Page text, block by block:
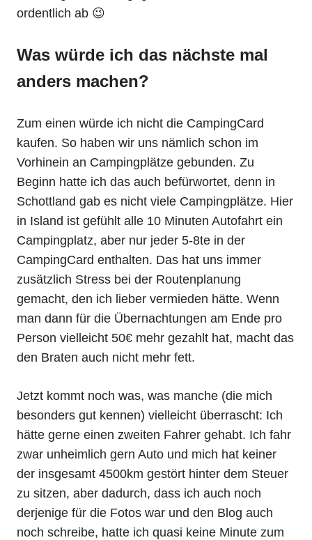
ordentlich ab 😉
Was würde ich das nächste mal
anders machen?
Zum einen würde ich nicht die CampingCard
kaufen. So haben wir uns nämlich schon im
Vorhinein an Campingplätze gebunden. Zu
Beginn hatte ich das auch befürwortet, denn in
Schottland gab es nicht viele Campingplätze. Hier
in Island ist gefühlt alle 10 Minuten Autofahrt ein
Campingplatz, aber nur jeder 5-8te in der
CampingCard enthalten. Das hat uns immer
zusätzlich Stress bei der Routenplanung
gemacht, den ich lieber vermieden hätte. Wenn
man dann für die Übernachtungen am Ende pro
Person vielleicht 50€ mehr gezahlt hat, macht das
den Braten auch nicht mehr fett.
Jetzt kommt noch was, was manche (die mich
besonders gut kennen) vielleicht überrascht: Ich
hätte gerne einen zweiten Fahrer gehabt. Ich fahr
zwar unheimlich gern Auto und mich hat keiner
der insgesamt 4500km gestört hinter dem Steuer
zu sitzen, aber dadurch, dass ich auch noch
derjenige für die Fotos war und den Blog auch
noch schreibe, hatte ich quasi keine Minute zum